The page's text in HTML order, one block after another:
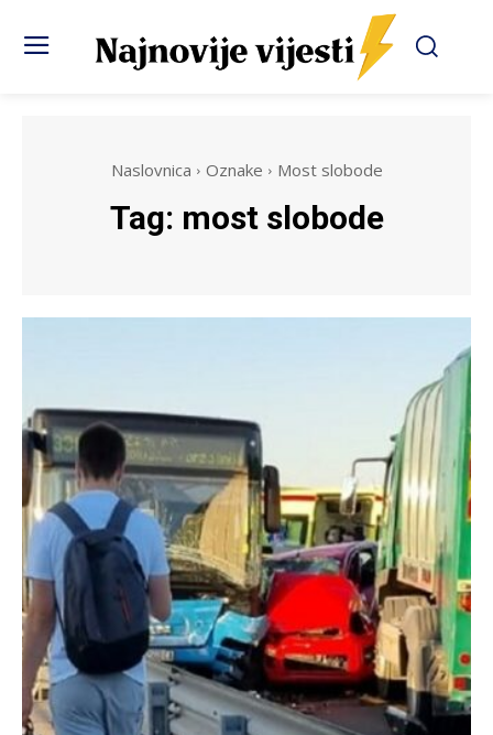
Naslovnica Oznake Most slobode
Tag: most slobode